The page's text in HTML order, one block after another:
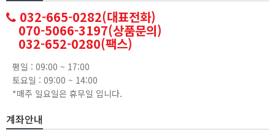
032-665-0282(대표전화)
070-5066-3197(상품문의)
032-652-0280(팩스)
평일 : 09:00 ~ 17:00
토요일 : 09:00 ~ 14:00
*매주 일요일은 휴무일 입니다.
계좌안내